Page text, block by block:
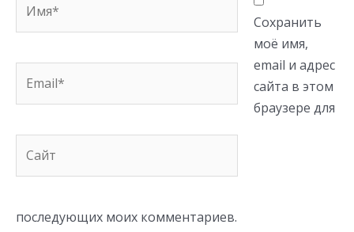
Сохранить
моё имя,
email и адрес
сайта в этом
браузере для
последующих моих комментариев.